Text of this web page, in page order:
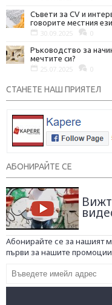
Съвети за CV и
говорите местния
30.09.2025 0
Ръководство за
мечтите си?
25.07.2025 0
СТАНЕТЕ НАШ ПРИЯТЕЛ
АБОНИРАЙТЕ СЕ
Абонирайте се за нашият
първи за нашите